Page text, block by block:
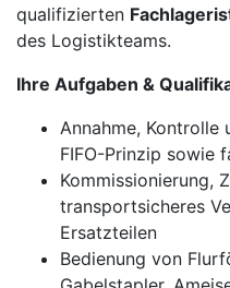
qualifizierten
des Logistikteams.
Ihre Aufgaben &
Annahme, Kontrolle
FIFO-Prinzip sowie
Kommissionierung,
transportsicheres
Ersatzteilen
Bedienung von